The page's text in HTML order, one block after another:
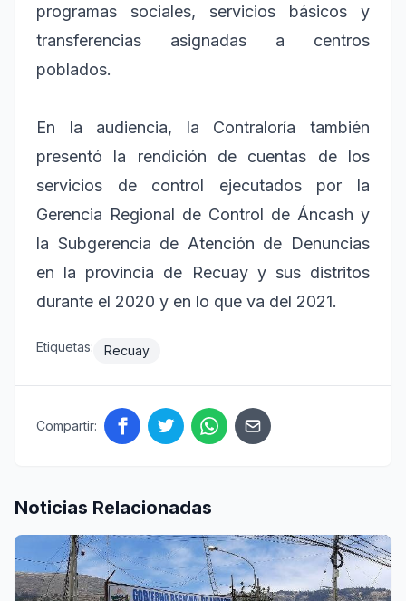
programas sociales, servicios básicos y
transferencias asignadas a centros
poblados.
En la audiencia, la Contraloría también
presentó la rendición de cuentas de los
servicios de control ejecutados por la
Gerencia Regional de Control de Áncash y
la Subgerencia de Atención de Denuncias
en la provincia de Recuay y sus distritos
durante el 2020 y en lo que va del 2021.
Etiquetas: Recuay
Compartir:
Noticias Relacionadas